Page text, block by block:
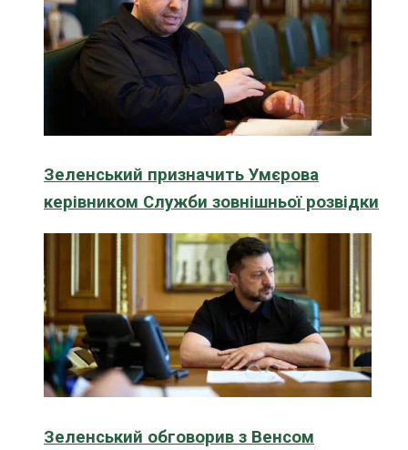
Зеленський призначить Умєрова
керівником Служби зовнішньої розвідки
Зеленський обговорив з Венсом